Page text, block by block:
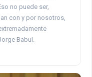
no puede ser,
con y por nosotros,
Babul.